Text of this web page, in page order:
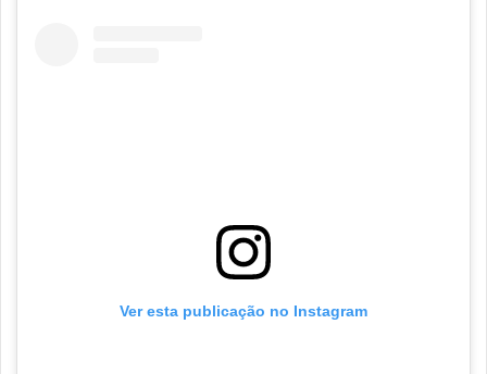
Ver esta publicação no Instagram